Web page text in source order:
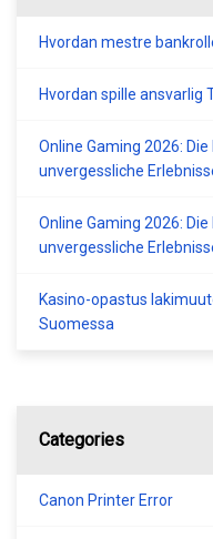
Hvordan mestre
Hvordan spille ansvarlig
Online Gaming 2026:
unvergessliche
Online Gaming 2026:
unvergessliche
Kasino-opastus
Suomessa
Categories
Canon Printer Error